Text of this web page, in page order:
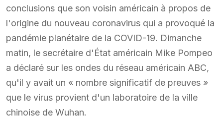
conclusions que son voisin américain à propos de
l'origine du nouveau coronavirus qui a provoqué la
pandémie planétaire de la COVID-19. Dimanche
matin, le secrétaire d'État américain Mike Pompeo
a déclaré sur les ondes du réseau américain ABC,
qu'il y avait un « nombre significatif de preuves »
que le virus provient d'un laboratoire de la ville
chinoise de Wuhan.